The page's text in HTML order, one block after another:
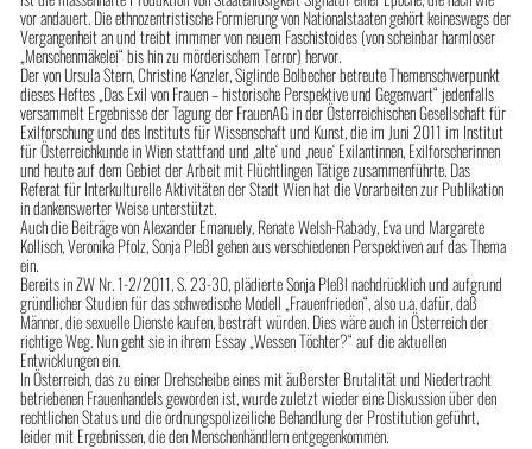
vor andauert. Die ethnozentristische Formierung von Nationalstaaten gehört keineswegs der
Vergangenheit an und treibt immmer von neuem Faschistoides (von scheinbar harmloser
„Menschenmäkelei“ bis hin zu mörderischem Terror) hervor.
Der von Ursula Stern, Christine Kanzler, Siglinde Bolbecher betreute Themenschwerpunkt
dieses Heftes „Das Exil von Frauen – historische Perspektive und Gegenwart“ jedenfalls
versammelt Ergebnisse der Tagung der FrauenAG in der Österreichischen Gesellschaft für
Exilforschung und des Instituts für Wissenschaft und Kunst, die im Juni 2011 im Institut
für Österreichkunde in Wien stattfand und ‚alte‘ und ‚neue‘ Exilantinnen, Exilforscherinnen
und heute auf dem Gebiet der Arbeit mit Flüchtlingen Tätige zusammenführte. Das
Referat für Interkulturelle Aktivitäten der Stadt Wien hat die Vorarbeiten zur Publikation
in dankenswerter Weise unterstützt.
Auch die Beiträge von Alexander Emanuely, Renate Welsh-Rabady, Eva und Margarete
Kollisch, Veronika Pfolz, Sonja Pleßl gehen aus verschiedenen Perspektiven auf das Thema
ein.
Bereits in ZW Nr. 1-2/2011, S. 23-30, plädierte Sonja Pleßl nachdrücklich und aufgrund
gründlicher Studien für das schwedische Modell „Frauenfrieden“, also u.a. dafür, daß
Männer, die sexuelle Dienste kaufen, bestraft würden. Dies wäre auch in Österreich der
richtige Weg. Nun geht sie in ihrem Essay „Wessen Töchter?“ auf die aktuellen
Entwicklungen ein.
In Österreich, das zu einer Drehscheibe eines mit äußerster Brutalität und Niedertracht
betriebenen Frauenhandels geworden ist, wurde zuletzt wieder eine Diskussion über den
rechtlichen Status und die ordnungspolizeiliche Behandlung der Prostitution geführt,
leider mit Ergebnissen, die den Menschenhändlern entgegenkommen.